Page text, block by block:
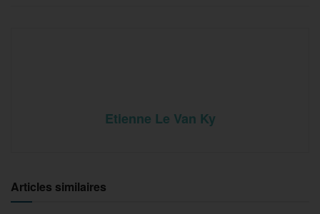
Etienne Le Van Ky
Articles similaires